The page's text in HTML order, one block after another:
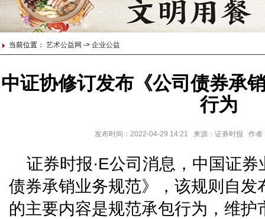
当前位置： 艺术公益网 -> 企业公益
中证协修订发布《公司债券承
行为
发布时间：2022-04-29 14:21 来源：证券时报 作
证券时报·E公司消息，中国证
债券承销业务规范》，该规则自发
的主要内容是规范承包行为，维护